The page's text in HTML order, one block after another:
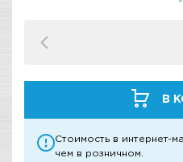
В
Стоимость в интернет-
чем в розничном.